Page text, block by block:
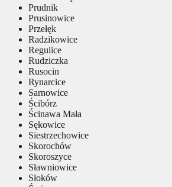
Prudnik
Prusinowice
Przełęk
Radzikowice
Regulice
Rudziczka
Rusocin
Rynarcice
Sarnowice
Ścibórz
Ścinawa Mała
Sękowice
Siestrzechowice
Skorochów
Skoroszyce
Sławniowice
Słoków